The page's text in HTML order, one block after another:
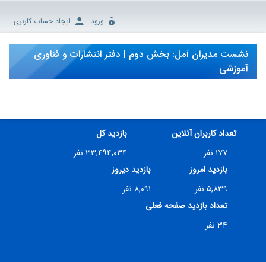
ورود ایجاد حساب کاربری
نشست مدیران آمل: بخش دوم | دفتر انتشارات و فناوری
آموزشی
تعداد کاربران آنلاین
۱۷۷ نفر
بازدید کل
۳۳,۴۹۴,۰۳۴ نفر
بازدید امروز
۵,۸۳۹ نفر
بازدید دیروز
۸,۰۹۱ نفر
تعداد بازدید صفحه فعلی
۳۴ نفر